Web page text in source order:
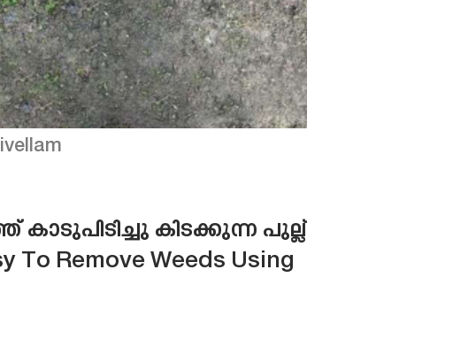
കിടക്കുന്ന പുല്ല്
Remove Weeds Using